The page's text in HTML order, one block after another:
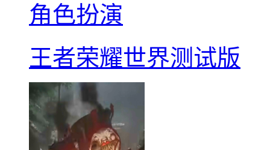
角色扮演
王者荣耀世界测试版